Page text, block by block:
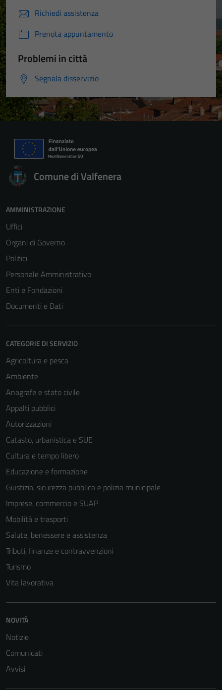
Richiedi assistenza
Prenota appuntamento
Problemi in città
Segnala disservizio
Comune di Valfenera
AMMINISTRAZIONE
Uffici
Organi di Governo
Politici
Personale Amministrativo
Enti e Fondazioni
Documenti e Dati
CATEGORIE DI SERVIZIO
Agricoltura e pesca
Ambiente
Anagrafe e stato civile
Appalti pubblici
Autorizzazioni
Catasto, urbanistica e SUE
Cultura e tempo libero
Educazione e formazione
Giustizia, sicurezza pubblica e polizia municipale
Imprese, commercio e SUAP
Mobilità e trasporti
Salute, benessere e assistenza
Tributi, finanze e contravvenzioni
Turismo
Vita lavorativa
NOVITÀ
Notizie
Comunicati
Avvisi